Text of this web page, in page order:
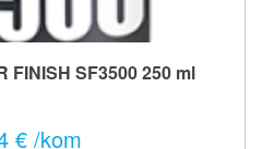
FINISH SF3500 250 ml
€ /kom